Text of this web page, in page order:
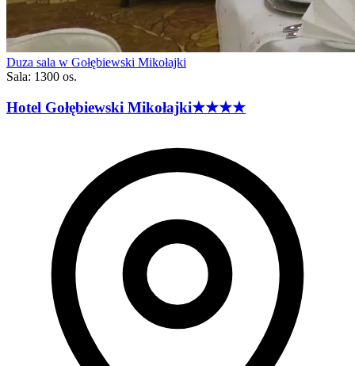
Duza sala w Gołębiewski Mikołajki
Sala: 1300 os.
Hotel Gołębiewski Mikołajki★★★★